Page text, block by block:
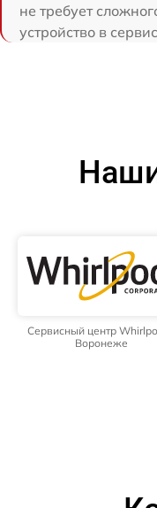
не требует
устройство в
Сервисный центр
Воронеже